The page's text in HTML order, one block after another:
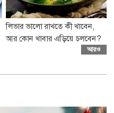
লিভার ভালো রাখতে কী খাবেন,
আর কোন খাবার এড়িয়ে চলবেন?
আরও